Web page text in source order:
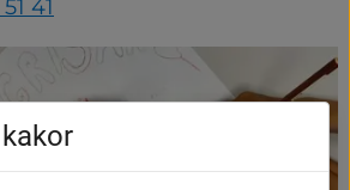
41